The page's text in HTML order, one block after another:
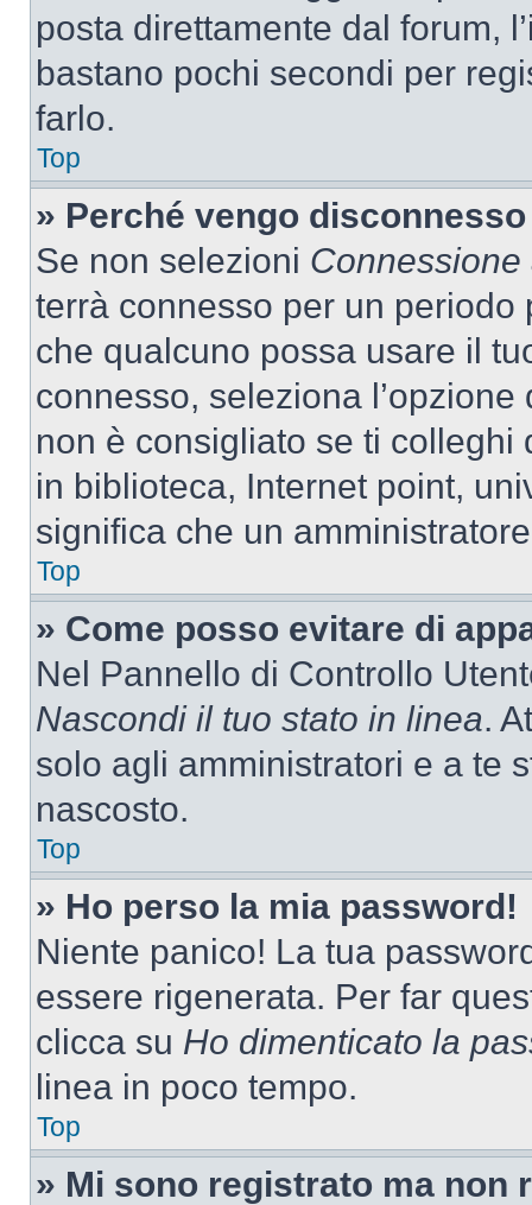
posta direttamente dal forum,
bastano pochi secondi per
farlo.
Top
» Perché vengo
Se non selezioni
terrà connesso per un
che qualcuno possa usare il
connesso, seleziona
non è consigliato se ti
in biblioteca, Internet point,
significa che un
Top
» Come posso evitare di
Nel Pannello di Controllo
Nascondi il tuo stato in linea.
solo agli amministratori e a te
nascosto.
Top
» Ho perso la mia password!
Niente panico! La tua
essere rigenerata. Per far
clicca su Ho dimenticato la
linea in poco tempo.
Top
» Mi sono registrato ma non